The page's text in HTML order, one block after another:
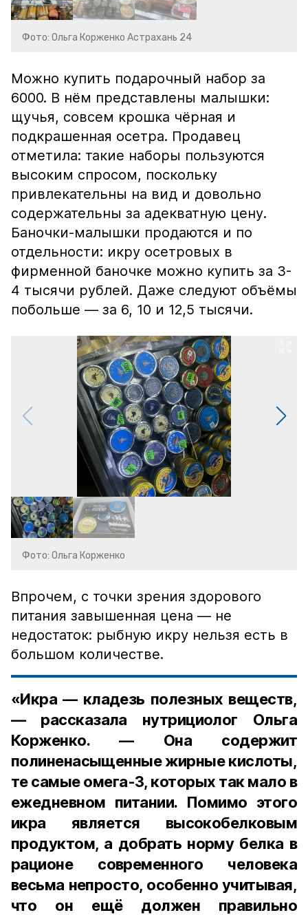
Фото: Ольга Корженко Астрахань 24
Можно купить подарочный набор за
6000. В нём представлены малышки:
щучья, совсем крошка чёрная и
подкрашенная осетра. Продавец
отметила: такие наборы пользуются
высоким спросом, поскольку
привлекательны на вид и довольно
содержательны за адекватную цену.
Баночки-малышки продаются и по
отдельности: икру осетровых в
фирменной баночке можно купить за 3-
4 тысячи рублей. Даже следуют объёмы
побольше — за 6, 10 и 12,5 тысячи.
Фото: Ольга Корженко
Впрочем, с точки зрения здорового
питания завышенная цена — не
недостаток: рыбную икру нельзя есть в
большом количестве.
«Икра — кладезь полезных веществ,
— рассказала нутрициолог Ольга
Корженко. — Она содержит
полиненасыщенные жирные кислоты,
те самые омега-3, которых так мало в
ежедневном питании. Помимо этого
икра является высокобелковым
продуктом, а добрать норму белка в
рационе современного человека
весьма непросто, особенно учитывая,
что он ещё должен правильно